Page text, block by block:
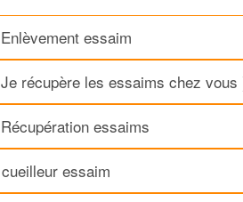
Enlèvement essaim
Je récupère les essaims chez vous
Récupération essaims
cueilleur essaim